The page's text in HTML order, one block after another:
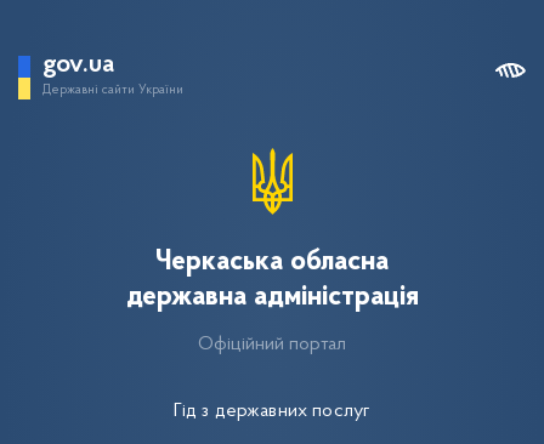
gov.ua
Державні сайти України
Гід з державних послуг
Черкаська обласна
державна адміністрація
Офіційний портал